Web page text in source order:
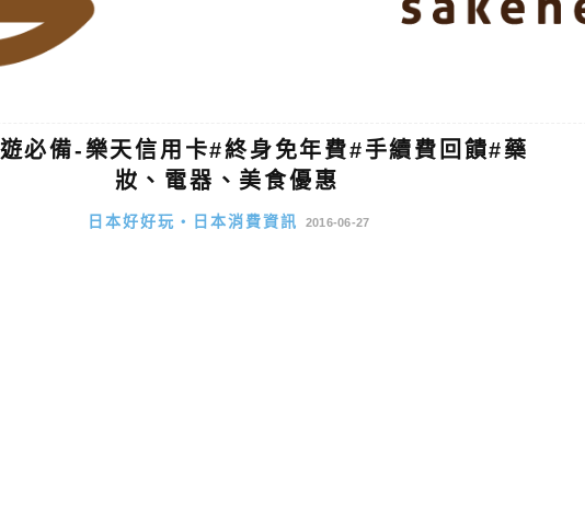
必備-樂天信用卡#終身免年費#手續費回饋#藥
妝、電器、美食優惠
日本好好玩・日本消費資訊 2016-06-27